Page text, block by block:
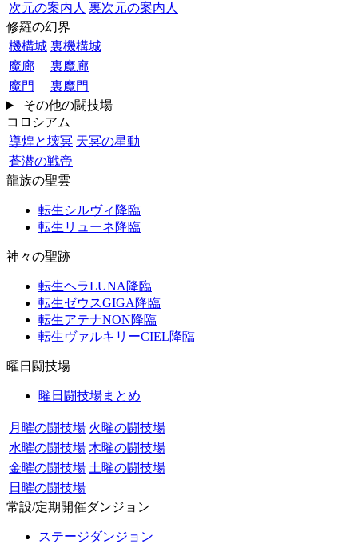
次元の案内人 裏次元の案内人
修羅の幻界
機構城 裏機構城
魔廊
裏魔廊
魔門
裏魔門
その他の闘技場
コロシアム
導煌と壊冥 天冥の星動
蒼潜の戦帝
龍族の聖雲
転生シルヴィ降臨
転生リューネ降臨
神々の聖跡
転生ヘラLUNA降臨
転生ゼウスGIGA降臨
転生アテナNON降臨
転生ヴァルキリーCIEL降臨
曜日闘技場
曜日闘技場まとめ
月曜の闘技場 火曜の闘技場
水曜の闘技場 木曜の闘技場
金曜の闘技場 土曜の闘技場
日曜の闘技場
常設/定期開催ダンジョン
ステージダンジョン